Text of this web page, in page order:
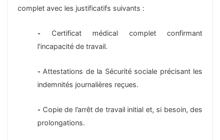
complet avec les justificatifs suivants :
⁃ Certificat médical complet confirmant
l’incapacité de travail.
⁃Attestations de la Sécurité sociale précisant les
indemnités journalières reçues.
⁃ Copie de l’arrêt de travail initial et, si besoin, des
prolongations.